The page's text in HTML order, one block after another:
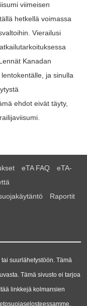
viimeisen
hetkellä voimassa
Vierailusi
Kanadan
ja sinulla
ehdot eivät täyty,
eTA FAQ
eTA-
Raportit
suurlähetystöön. Tämä
Tämä sivusto ei tarjoa
linkkejä kolmansien